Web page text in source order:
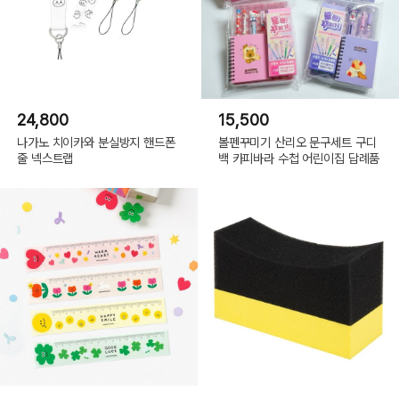
24,800
나가노 치이카와 분실방지 핸드폰
줄 넥스트랩
15,500
볼펜꾸미기 산리오 문구세트 구디
백 카피바라 수첩 어린이집 답례품